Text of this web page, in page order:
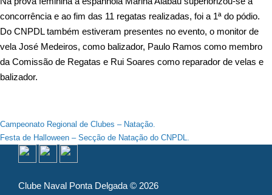
concorrência e ao fim das 11 regatas realizadas, foi a 1ª do pódio.
Do CNPDL também estiveram presentes no evento, o monitor de
vela José Medeiros, como balizador, Paulo Ramos como membro
da Comissão de Regatas e Rui Soares como reparador de velas e
balizador.
Navegação
de
artigos
Campeonato Regional de Clubes – Natação.
Festa de Halloween – Secção de Natação do CNPDL.
Clube Naval Ponta Delgada © 2026